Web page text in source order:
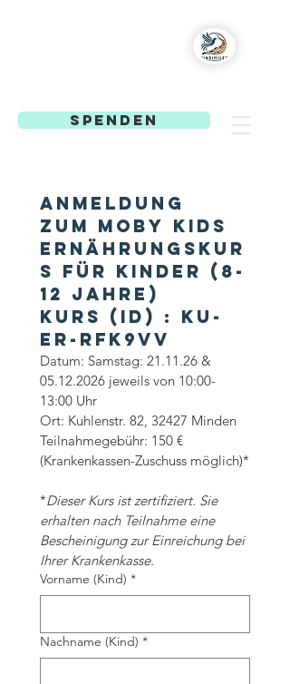
SPENDEN
Anmeldung
zum Moby Kids
Ernährungskur
s für Kinder (8-
12 Jahre)
Kurs (ID) : KU-
ER-RFK9VV
Datum: Samstag: 21.11.26 &
05.12.2026 jeweils von 10:00-
13:00 Uhr
Ort: Kuhlenstr. 82, 32427 Minden
Teilnahmegebühr: 150 €
(Krankenkassen-Zuschuss möglich)*
*Dieser Kurs ist zertifiziert. Sie
erhalten nach Teilnahme eine
Bescheinigung zur Einreichung bei
Ihrer Krankenkasse.
Vorname (Kind) *
Nachname (Kind) *